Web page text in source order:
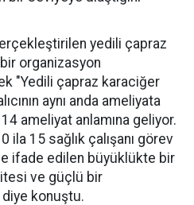
yedili çapraz
organizasyon
"Yedili çapraz karaciğer
aynı anda ameliyata
14 ameliyat anlamına geliyor.
ila 15 sağlık çalışanı görev
ifade edilen büyüklükte bir
ve güçlü bir
konuştu.